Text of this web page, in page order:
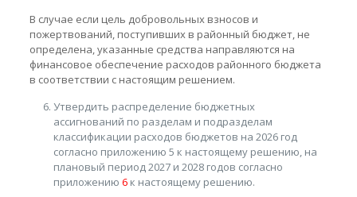
В случае если цель добровольных взносов и
пожертвований, поступивших в районный бюджет, не
определена, указанные средства направляются на
финансовое обеспечение расходов районного бюджета
в соответствии с настоящим решением.
Утвердить распределение бюджетных
ассигнований по разделам и подразделам
классификации расходов бюджетов на 2026 год
согласно приложению 5 к настоящему решению, на
плановый период 2027 и 2028 годов согласно
приложению 6к настоящему решению.